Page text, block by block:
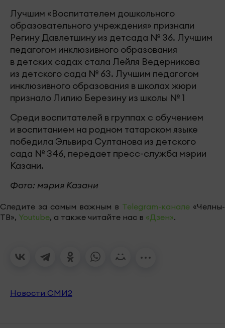
Лучшим «Воспитателем дошкольного
образовательного учреждения» признали
Регину Давлетшину из детсада № 36. Лучшим
педагогом инклюзивного образования
в детских садах стала Лейля Ведерникова
из детского сада № 63. Лучшим педагогом
инклюзивного образования в школах жюри
признало Лилию Березину из школы № 1
Среди воспитателей в группах с обучением
и воспитанием на родном татарском языке
победила Эльвира Султанова из детского
сада № 346, передает пресс-служба мэрии
Казани.
Фото: мэрия Казани
Следите за самым важным в Telegram-канале «Челны-
ТВ», Youtube, а также читайте нас в «Дзен».
Новости СМИ2